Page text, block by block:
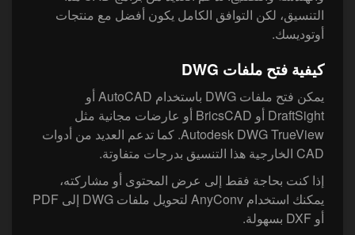
التنسيق، لكن التوافق الكامل يكون أفضل مع منتجات
أوتوديسك.
كيفية فتح ملفات DWG
يمكن فتح ملفات DWG باستخدام AutoCAD أو
DraftSight أو BricsCAD أو عارضات مجانية مثل
Autodesk DWG TrueView. كما تدعم العديد من أدوات
CAD الخارجية هذا التنسيق بدرجات متفاوتة.
إذا كنت بحاجة فقط إلى عرض المحتوى أو مشاركته،
يمكنك استخدام AnyConv لتحويل ملفات DWG إلى PDF
أو DXF بسهولة.